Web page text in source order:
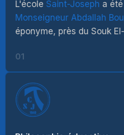
L'école Saint-Joseph a
Monseigneur Abdallah
éponyme, près du Souk
01